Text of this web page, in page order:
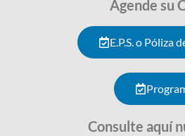
Agende su
E.P.S. o Póliza
Consulte aquí